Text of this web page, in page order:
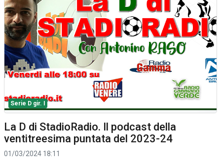
Serie D gir. I
La D di StadioRadio. Il podcast della
ventitreesima puntata del 2023-24
01/03/2024 18:11